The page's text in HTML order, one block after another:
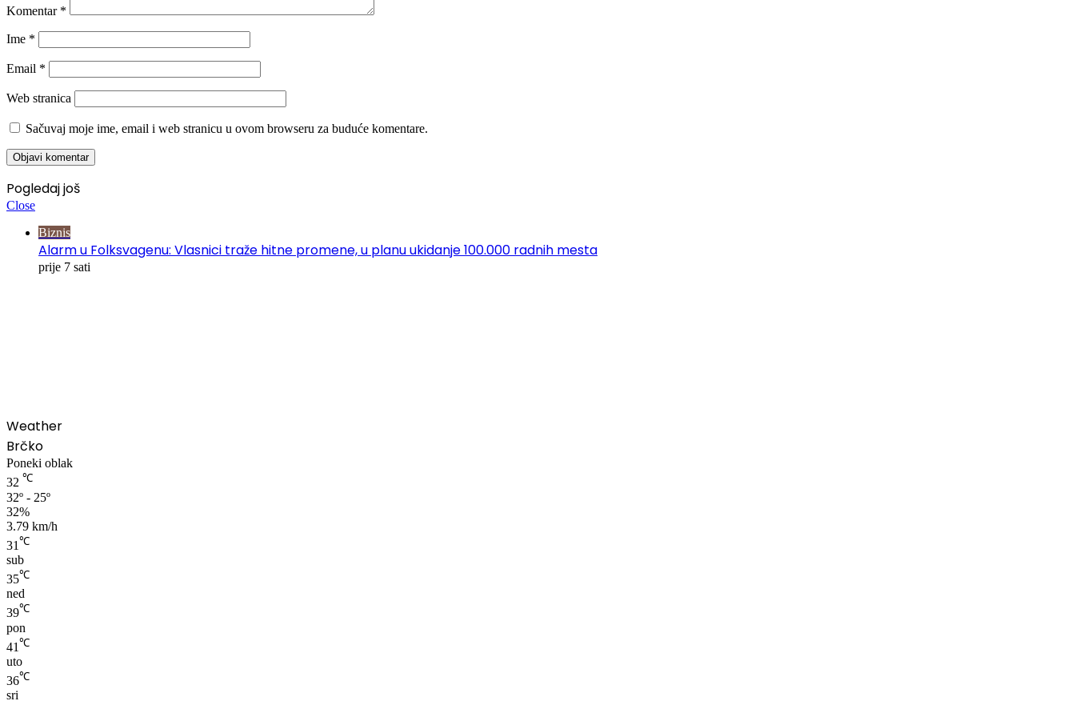
Komentar *
Ime *
Email *
Web stranica
Sačuvaj moje ime, email i web stranicu u ovom browseru za buduće komentare.
Pogledaj još
Close
Biznis
Alarm u Folksvagenu: Vlasnici traže hitne promene, u planu ukidanje 100.000 radnih mesta
prije 7 sati
Weather
Brčko
Poneki oblak
32 ℃
32º - 25º
32%
3.79 km/h
31 ℃
sub
35℃
ned
39℃
pon
41 ℃
uto
36℃
sri